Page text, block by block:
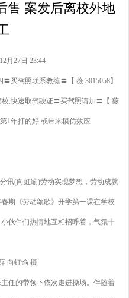
售 案发后离校外地
月27日 23:44
买驾照联系教练〓【 薇:3015058】
,快速取驾驶证〓买驾照请加〓【 薇
1年打的好 或带来模仿效应
讯(向虹谕)劳动实现梦想，劳动成就
期《劳动颂歌》开学第一课在学校
伙伴们热情地互相招呼着，气氛十
向虹谕 摄
任的带领下依次走进操场。伴随着